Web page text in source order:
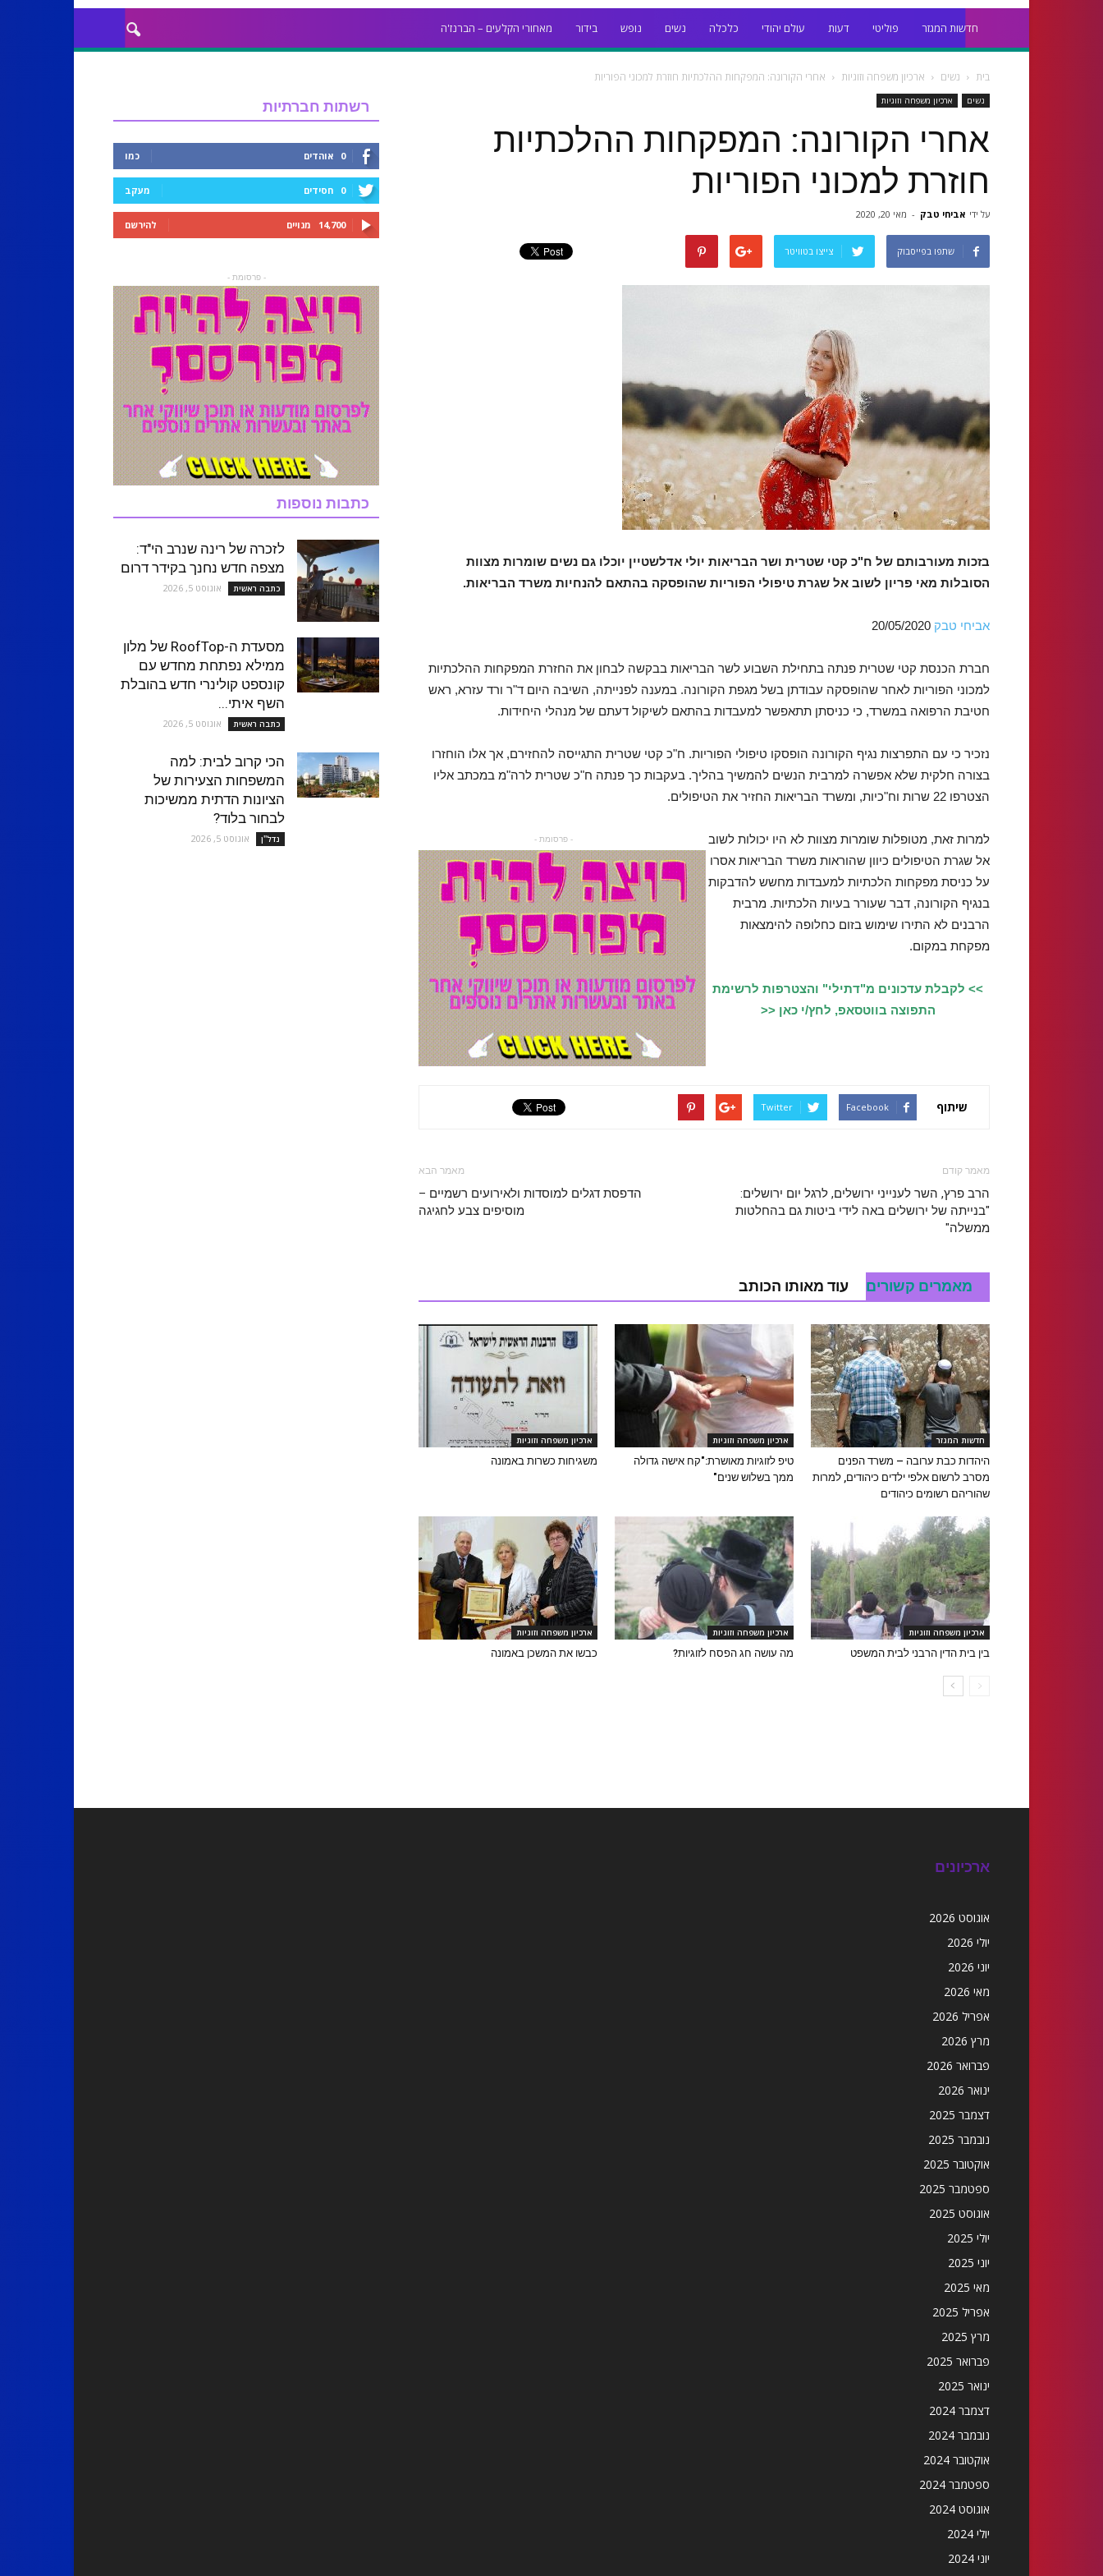
חדשות המגזר פוליטי דעות עולם יהודי כלכלה נשים נופש בידור מאחורי הקלעים – הברנז'ה
בית נשים ארכיון משפחה וזוגיות אחרי הקורונה: המפקחות ההלכתיות חוזרת למכוני הפוריות
נשים ארכיון משפחה וזוגיות
אחרי הקורונה: המפקחות ההלכתיות
חוזרת למכוני הפוריות
על ידי אביחי טבק - מאי 20, 2020
שתפו בפייסבוק צייצו בטוויטר
בזכות מעורבותם של ח"כ קטי שטרית ושר הבריאות יולי אדלשטיין יוכלו גם נשים שומרות מצוות
הסובלות מאי פריון לשוב אל שגרת טיפולי הפוריות שהופסקה בהתאם להנחיות משרד הבריאות.
אביחי טבק
חברת הכנסת קטי שטרית פנתה בתחילת השבוע לשר הבריאות בבקשה לבחון את החזרת המפקחות ההלכתיות
למכוני הפוריות לאחר שהופסקה עבודתן בשל מגפת הקורונה. במענה לפנייתה, השיבה היום ד"ר ורד עזרא, ראש
חטיבת הרפואה במשרד, כי כניסתן תתאפשר למעבדות בהתאם לשיקול דעתם של מנהלי היחידות.
נזכיר כי עם התפרצות נגיף הקורונה הופסקו טיפולי הפוריות. ח"כ קטי שטרית התגייסה להחזירם, אך אלו הוחזרו
בצורה חלקית שלא אפשרה למרבית הנשים להמשיך בהליך. בעקבות כך פנתה ח"כ שטרית לרה"מ במכתב אליו
הצטרפו 22 שרות וח"כיות, ומשרד הבריאות החזיר את הטיפולים.
- פרסומת -
למרות זאת, מטופלות שומרות מצוות לא היו יכולות לשוב
אל שגרת הטיפולים כיוון שהוראות משרד הבריאות אסרו
על כניסת מפקחות הלכתיות למעבדות מחשש להדבקות
בנגיף הקורונה, דבר שעורר בעיות הלכתיות. מרבית
הרבנים לא התירו שימוש בזום כחלופה להימצאות
מפקחת במקום.
>> לקבלת עדכונים מ"דתילי" והצטרפות לרשימת
התפוצה בווטסאפ, לחץ/י כאן <<
שיתוף Facebook
Twitter
מאמר קודם
הרב פרץ, השר לענייני ירושלים, לרגל יום ירושלים:
"בנייתה של ירושלים באה לידי ביטות גם בהחלטות
ממשלה"
מאמר הבא
הדפסת דגלים למוסדות ולאירועים רשמיים –
מוסיפים צבע לחגיגה
מאמרים קשורים עוד מאותו הכותב
חדשות המגזר
היהדות כבת ערובה – משרד הפנים
מסרב לרשום אלפי ילדים כיהודים, למרות
שהוריהם רשומים כיהודים
ארכיון משפחה וזוגיות
טיפ לזוגיות מאושרת:"קח אישה גדולה
ממך בשלוש שנים"
ארכיון משפחה וזוגיות
משגיחות כשרות באמונה
ארכיון משפחה וזוגיות
בין בית הדין הרבני לבית המשפט
ארכיון משפחה וזוגיות
מה עושה חג הפסח לזוגיות?
ארכיון משפחה וזוגיות
כבשו את המשכן באמונה
רשתות חברתיות
0 אוהדים כמו
0 חסידים מעקב
14,700 מנויים להירשם
- פרסומת -
כתבות נוספות
לזכרה של רינה שנרב הי"ד:
מצפה חדש נחנך בקידר דרום
כתבה ראשית אוגוסט 5, 2026
מסעדת ה-RoofTop של מלון
ממילא נפתחת מחדש עם
קונספט קולינרי חדש בהובלת
השף איתי...
כתבה ראשית אוגוסט 5, 2026
הכי קרוב לבית: למה
המשפחות הצעירות של
הציונות הדתית ממשיכות
לבחור בלוד?
נדל''ן אוגוסט 5, 2026
ארכיונים
אוגוסט 2026
יולי 2026
יוני 2026
מאי 2026
אפריל 2026
מרץ 2026
פברואר 2026
ינואר 2026
דצמבר 2025
נובמבר 2025
אוקטובר 2025
ספטמבר 2025
אוגוסט 2025
יולי 2025
יוני 2025
מאי 2025
אפריל 2025
מרץ 2025
פברואר 2025
ינואר 2025
דצמבר 2024
נובמבר 2024
אוקטובר 2024
ספטמבר 2024
אוגוסט 2024
יולי 2024
יוני 2024